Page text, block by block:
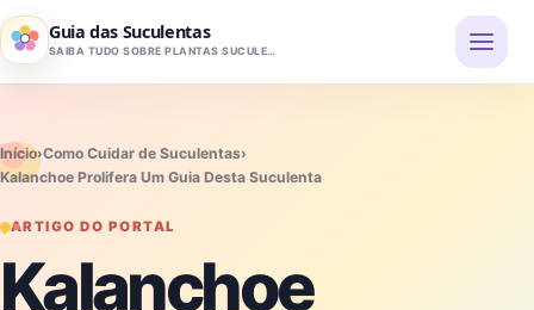
Pular para o conteúdo
Guia das Suculentas
SAIBA TUDO SOBRE PLANTAS SUCULENTAS
Início›Como Cuidar de Suculentas›
Kalanchoe Prolifera Um Guia Desta Suculenta
ARTIGO DO PORTAL
Kalanchoe